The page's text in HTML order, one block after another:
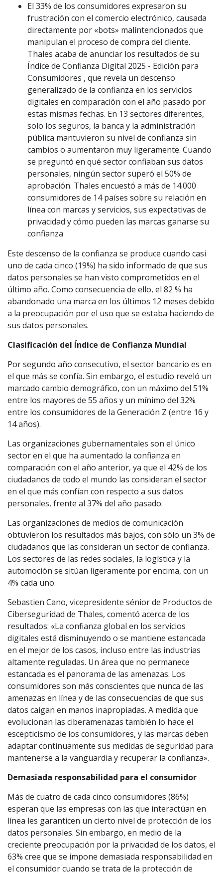
El 33% de los consumidores expresaron su
frustración con el comercio electrónico, causada
directamente por «bots» malintencionados que
manipulan el proceso de compra del cliente.
Thales acaba de anunciar los resultados de su
Índice de Confianza Digital 2025 - Edición para
Consumidores , que revela un descenso
generalizado de la confianza en los servicios
digitales en comparación con el año pasado por
estas mismas fechas. En 13 sectores diferentes,
solo los seguros, la banca y la administración
pública mantuvieron su nivel de confianza sin
cambios o aumentaron muy ligeramente. Cuando
se preguntó en qué sector confiaban sus datos
personales, ningún sector superó el 50% de
aprobación. Thales encuestó a más de 14.000
consumidores de 14 países sobre su relación en
línea con marcas y servicios, sus expectativas de
privacidad y cómo pueden las marcas ganarse su
confianza
Este descenso de la confianza se produce cuando casi
uno de cada cinco (19%) ha sido informado de que sus
datos personales se han visto comprometidos en el
último año. Como consecuencia de ello, el 82 % ha
abandonado una marca en los últimos 12 meses debido
a la preocupación por el uso que se estaba haciendo de
sus datos personales.
Clasificación del Índice de Confianza Mundial
Por segundo año consecutivo, el sector bancario es en
el que más se confía. Sin embargo, el estudio reveló un
marcado cambio demográfico, con un máximo del 51%
entre los mayores de 55 años y un mínimo del 32%
entre los consumidores de la Generación Z (entre 16 y
14 años).
Las organizaciones gubernamentales son el único
sector en el que ha aumentado la confianza en
comparación con el año anterior, ya que el 42% de los
ciudadanos de todo el mundo las consideran el sector
en el que más confían con respecto a sus datos
personales, frente al 37% del año pasado.
Las organizaciones de medios de comunicación
obtuvieron los resultados más bajos, con sólo un 3% de
ciudadanos que las consideran un sector de confianza.
Los sectores de las redes sociales, la logística y la
automoción se sitúan ligeramente por encima, con un
4% cada uno.
Sebastien Cano, vicepresidente sénior de Productos de
Ciberseguridad de Thales, comentó acerca de los
resultados: «La confianza global en los servicios
digitales está disminuyendo o se mantiene estancada
en el mejor de los casos, incluso entre las industrias
altamente reguladas. Un área que no permanece
estancada es el panorama de las amenazas. Los
consumidores son más conscientes que nunca de las
amenazas en línea y de las consecuencias de que sus
datos caigan en manos inapropiadas. A medida que
evolucionan las ciberamenazas también lo hace el
escepticismo de los consumidores, y las marcas deben
adaptar continuamente sus medidas de seguridad para
mantenerse a la vanguardia y recuperar la confianza».
Demasiada responsabilidad para el consumidor
Más de cuatro de cada cinco consumidores (86%)
esperan que las empresas con las que interactúan en
línea les garanticen un cierto nivel de protección de los
datos personales. Sin embargo, en medio de la
creciente preocupación por la privacidad de los datos, el
63% cree que se impone demasiada responsabilidad en
el consumidor cuando se trata de la protección de